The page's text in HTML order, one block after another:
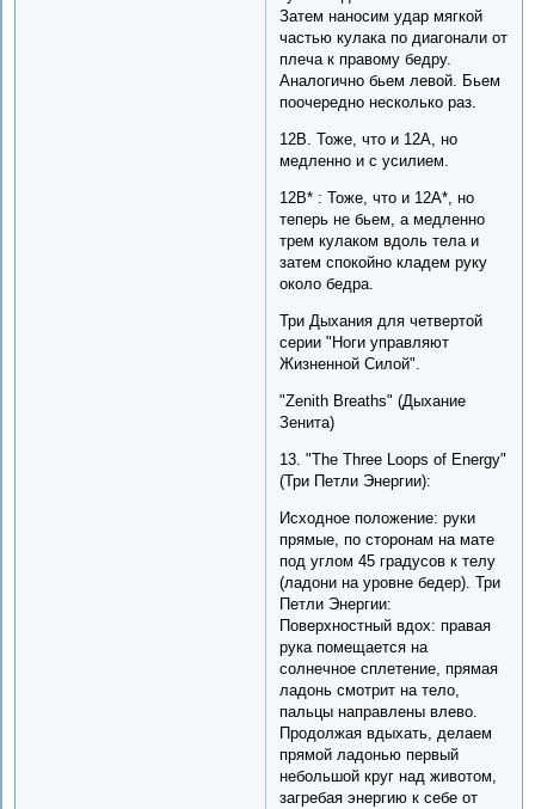
Затем наносим удар мягкой
частью кулака по диагонали от
плеча к правому бедру.
Аналогично бьем левой. Бьем
поочередно несколько раз.
12B. Тоже, что и 12A, но
медленно и с усилием.
12B* : Тоже, что и 12A*, но
теперь не бьем, а медленно
трем кулаком вдоль тела и
затем спокойно кладем руку
около бедра.
Три Дыхания для четвертой
серии "Ноги управляют
Жизненной Силой".
"Zenith Breaths" (Дыхание
Зенита)
13. "The Three Loops of Energy"
(Три Петли Энергии):
Исходное положение: руки
прямые, по сторонам на мате
под углом 45 градусов к телу
(ладони на уровне бедер). Три
Петли Энергии:
Поверхностный вдох: правая
рука помещается на
солнечное сплетение, прямая
ладонь смотрит на тело,
пальцы направлены влево.
Продолжая вдыхать, делаем
прямой ладонью первый
небольшой круг над животом,
загребая энергию к себе от